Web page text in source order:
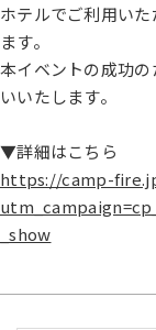
ホテルでご利用い
ます。
本イベントの成功
いいたします。
▼詳細はこちら
https://camp-
_show